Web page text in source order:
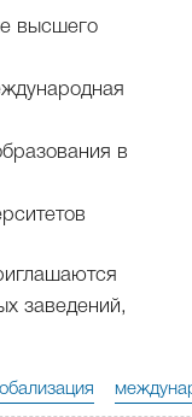
высшего
в
заведений,